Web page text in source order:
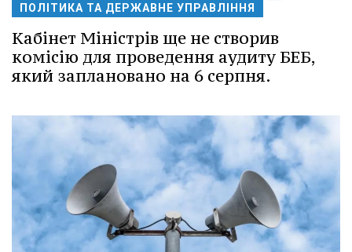
ПОЛІТИКА ТА ДЕРЖАВНЕ УПРАВЛІННЯ
Кабінет Міністрів ще не створив
комісію для проведення аудиту БЕБ,
який заплановано на 6 серпня.